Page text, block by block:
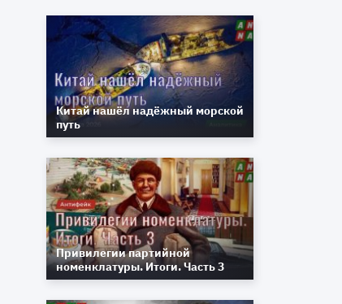
Китай нашёл надёжный морской
путь
Привилегии партийной
номенклатуры. Итоги. Часть 3